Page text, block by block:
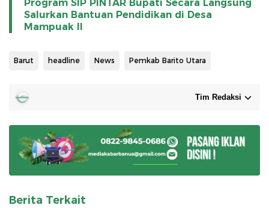
Program SIP PINTAR Bupati Secara Langsung
Salurkan Bantuan Pendidikan di Desa
Mampuak ll
Barut headline News Pemkab Barito Utara
Tim Redaksi
Berita Terkait